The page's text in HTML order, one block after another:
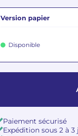
Version papier
Disponible
Paiement sécurisé
Expédition sous 2 à